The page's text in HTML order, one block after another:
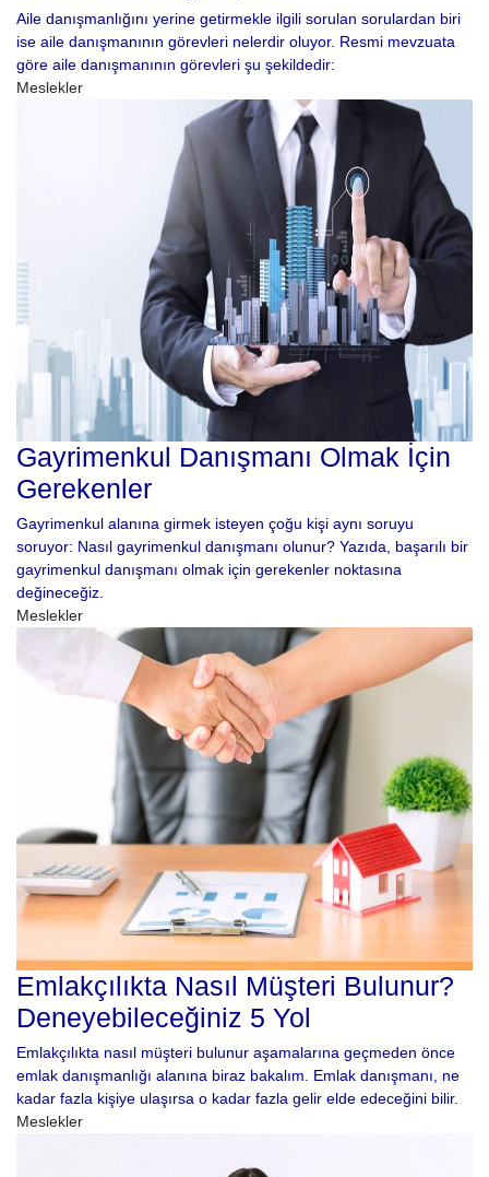
Aile danışmanlığını yerine getirmekle ilgili sorulan sorulardan biri
ise aile danışmanının görevleri nelerdir oluyor. Resmi mevzuata
göre aile danışmanının görevleri şu şekildedir:
Meslekler
Gayrimenkul Danışmanı Olmak İçin
Gerekenler
Gayrimenkul alanına girmek isteyen çoğu kişi aynı soruyu
soruyor: Nasıl gayrimenkul danışmanı olunur? Yazıda, başarılı bir
gayrimenkul danışmanı olmak için gerekenler noktasına
değineceğiz.
Meslekler
Emlakçılıkta Nasıl Müşteri Bulunur?
Deneyebileceğiniz 5 Yol
Emlakçılıkta nasıl müşteri bulunur aşamalarına geçmeden önce
emlak danışmanlığı alanına biraz bakalım. Emlak danışmanı, ne
kadar fazla kişiye ulaşırsa o kadar fazla gelir elde edeceğini bilir.
Meslekler